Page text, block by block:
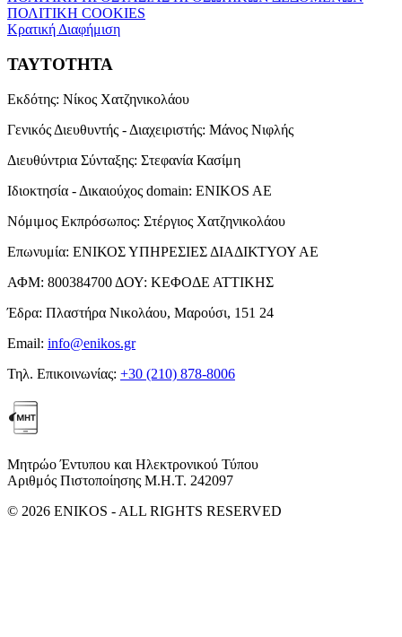
ΠΟΛΙΤΙΚΗ COOKIES
Κρατική Διαφήμιση
ΤΑΥΤΟΤΗΤΑ
Εκδότης: Νίκος Χατζηνικολάου
Γενικός Διευθυντής - Διαχειριστής: Μάνος Νιφλής
Διευθύντρια Σύνταξης: Στεφανία Κασίμη
Ιδιοκτησία - Δικαιούχος domain: ENIKOS AE
Νόμιμος Εκπρόσωπος: Στέργιος Χατζηνικολάου
Επωνυμία: ΕΝΙΚΟΣ ΥΠΗΡΕΣΙΕΣ ΔΙΑΔΙΚΤΥΟΥ ΑΕ
ΑΦΜ: 800384700 ΔΟΥ: ΚΕΦΟΔΕ ΑΤΤΙΚΗΣ
Έδρα: Πλαστήρα Νικολάου, Μαρούσι, 151 24
Email: info@enikos.gr
Τηλ. Επικοινωνίας: +30 (210) 878-8006
Μητρώο Έντυπου και Ηλεκτρονικού Τύπου
Αριθμός Πιστοποίησης Μ.Η.Τ. 242097
© 2026 ENIKOS - ALL RIGHTS RESERVED